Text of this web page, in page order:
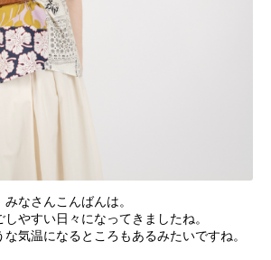
みなさんこんばんは。
やすい日々になってきましたね。
気温になるところもあるみたいですね。